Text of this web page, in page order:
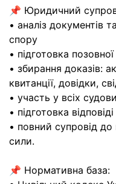
📌 Юридичний
• аналіз документів
спору
• підготовка
• збирання доказів:
квитанції, довідки,
• участь у всіх
• підготовка
• повний супровід
сили.
📌 Нормативна база: